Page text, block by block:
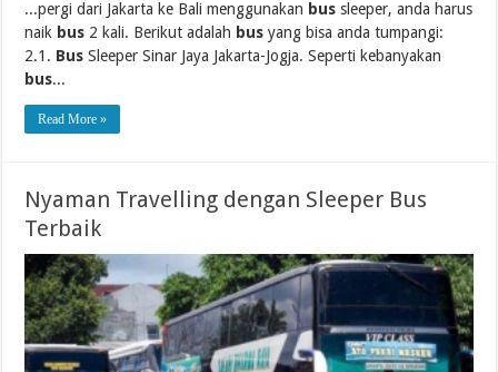
...pergi dari Jakarta ke Bali menggunakan bus sleeper, anda harus
naik bus 2 kali. Berikut adalah bus yang bisa anda tumpangi:
2.1. Bus Sleeper Sinar Jaya Jakarta-Jogja. Seperti kebanyakan
bus...
Read More »
Nyaman Travelling dengan Sleeper Bus
Terbaik